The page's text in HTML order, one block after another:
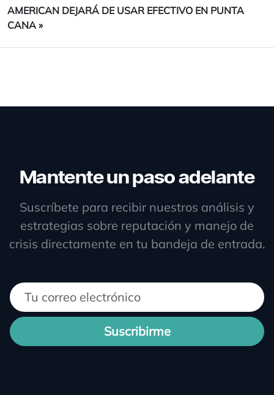
AMERICAN DEJARÁ DE USAR EFECTIVO EN PUNTA
CANA »
Mantente un paso adelante
Suscríbete para recibir nuestros análisis y
estrategias sobre reputación y manejo de
crisis directamente en tu bandeja de entrada.
Suscribirme